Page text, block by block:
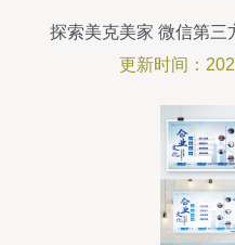
探索美克美家 微信第三
更新时间：